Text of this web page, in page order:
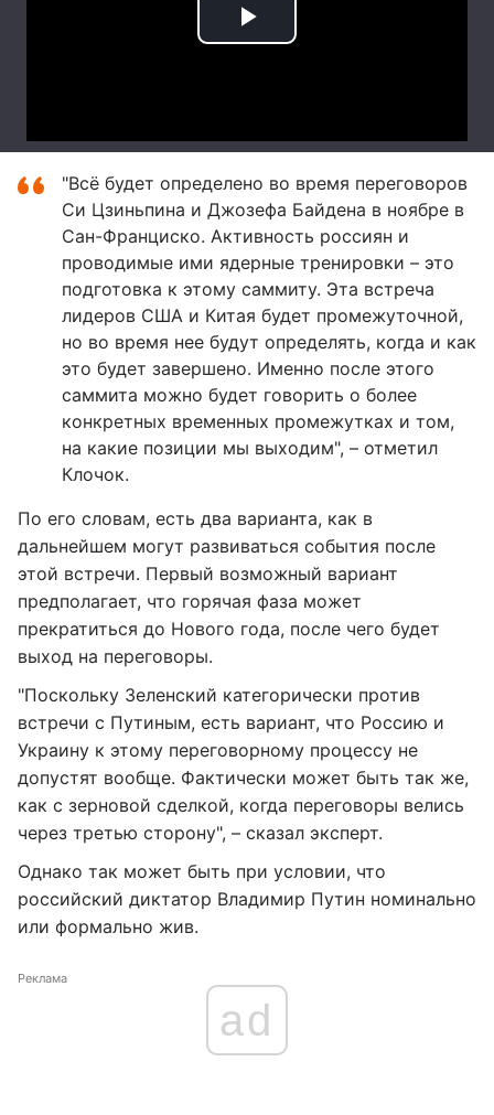
"Всё будет определено во время переговоров
Си Цзиньпина и Джозефа Байдена в ноябре в
Сан-Франциско. Активность россиян и
проводимые ими ядерные тренировки – это
подготовка к этому саммиту. Эта встреча
лидеров США и Китая будет промежуточной,
но во время нее будут определять, когда и как
это будет завершено. Именно после этого
саммита можно будет говорить о более
конкретных временных промежутках и том,
на какие позиции мы выходим", – отметил
Клочок.
По его словам, есть два варианта, как в
дальнейшем могут развиваться события после
этой встречи. Первый возможный вариант
предполагает, что горячая фаза может
прекратиться до Нового года, после чего будет
выход на переговоры.
"Поскольку Зеленский категорически против
встречи с Путиным, есть вариант, что Россию и
Украину к этому переговорному процессу не
допустят вообще. Фактически может быть так же,
как с зерновой сделкой, когда переговоры велись
через третью сторону", – сказал эксперт.
Однако так может быть при условии, что
российский диктатор Владимир Путин номинально
или формально жив.
Реклама
ad